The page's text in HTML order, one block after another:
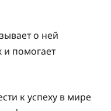
о ней
и помогает
к успеху в мире